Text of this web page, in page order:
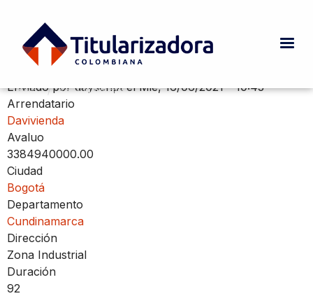
Zona Industrial
Ruta de navegación
INICIO CURRENT:
ZONA INDUSTRIAL
Enviado pordayscriptelMié, 16/06/2021 - 10:43
Arrendatario
Davivienda
Avaluo
3384940000.00
Ciudad
Bogotá
Departamento
Cundinamarca
Dirección
Zona Industrial
Duración
92